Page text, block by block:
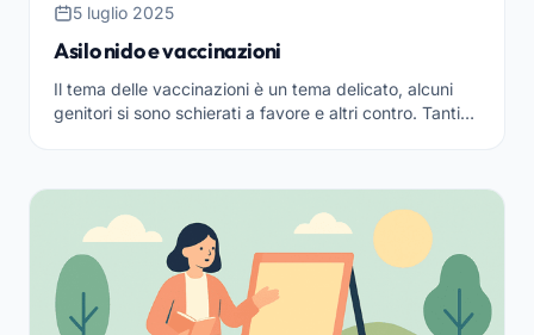
5 luglio 2025
Asilo nido e vaccinazioni
Il tema delle vaccinazioni è un tema delicato, alcuni
genitori si sono schierati a favore e altri contro. Tanti